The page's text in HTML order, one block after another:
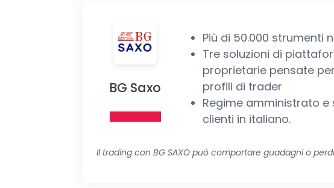
BG Saxo
Più di 50.000 strumenti
Tre soluzioni di
proprietarie pensate
profili di trader
Regime amministrato e
clienti in italiano.
Il trading con BG SAXO può comportare guadagni o